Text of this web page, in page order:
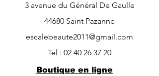
3 avenue du Général De Gaulle
44680 Saint Pazanne
escalebeaute2011@gmail.com
Tel : 02 40 26 37 20
Boutique en ligne